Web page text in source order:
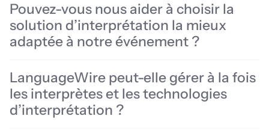
du projet d’interprétation pour un événement multilingue. Cela
inclut la définition des besoins linguistiques, la recherche
d’interprètes qualifiés, la coordination des plannings, la gestion de
la documentation préparatoire, la mise en place des solutions
ainsi que le suivi de la prestation avant, pendant et après
l’événement. Le chef de projet en interprétation vous aide à
identifier les besoins et les défis éventuels dès la phase de
planification, afin d’anticiper les éléments susceptibles d’avoir une
Pouvez-vous nous aider à choisir la
solution d’interprétation la mieux
adaptée à notre événement ?
LanguageWire peut-elle gérer à la fois
les interprètes et les technologies
d’interprétation ?